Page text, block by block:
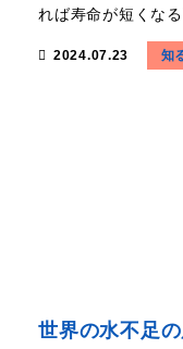
れば寿命が短くな
2024.07.23 知
世界の水不足